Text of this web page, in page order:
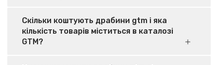
Скільки коштують драбини gtm і яка
кількість товарів міститься в каталозі
GTM?